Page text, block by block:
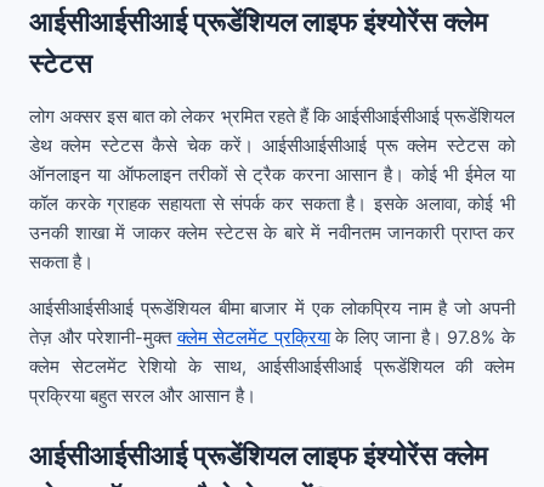
आईसीआईसीआई प्रूडेंशियल लाइफ इंश्योरेंस क्लेम
स्टेटस
लोग अक्सर इस बात को लेकर भ्रमित रहते हैं कि आईसीआईसीआई प्रूडेंशियल
डेथ क्लेम स्टेटस कैसे चेक करें। आईसीआईसीआई प्रू क्लेम स्टेटस को
ऑनलाइन या ऑफलाइन तरीकों से ट्रैक करना आसान है। कोई भी ईमेल या
कॉल करके ग्राहक सहायता से संपर्क कर सकता है। इसके अलावा, कोई भी
उनकी शाखा में जाकर क्लेम स्टेटस के बारे में नवीनतम जानकारी प्राप्त कर
सकता है।
आईसीआईसीआई प्रूडेंशियल बीमा बाजार में एक लोकप्रिय नाम है जो अपनी
तेज़ और परेशानी-मुक्तक्लेम सेटलमेंट प्रक्रियाके लिए जाना है। 97.8% के
क्लेम सेटलमेंट रेशियो के साथ, आईसीआईसीआई प्रूडेंशियल की क्लेम
प्रक्रिया बहुत सरल और आसान है।
आईसीआईसीआई प्रूडेंशियल लाइफ इंश्योरेंस क्लेम